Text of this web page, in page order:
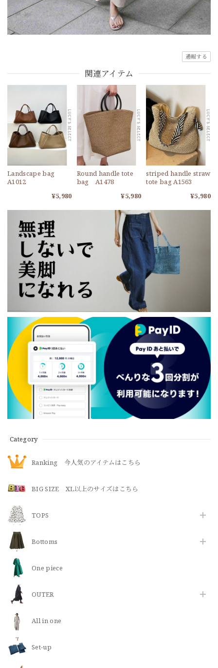
Category
Ranking 今人気のアイテムはこちら
BIG SIZE XL以上のサイズはこちら
TOPS
Bottoms
One piece
OUTER
All in one
Set-up
通報する
関連アイテム
Landscape bag
A1012
¥5,980
Round handle tote
bag A1478
¥5,980
striped handle straw
tote bag A1563
¥5,980